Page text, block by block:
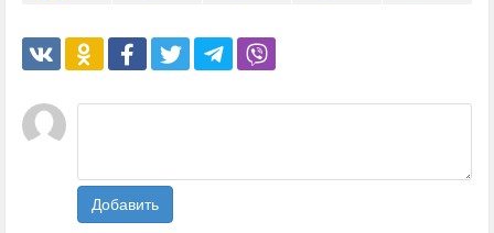
Добавить